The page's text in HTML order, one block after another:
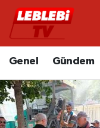
Genel Gündem
Hava Durumu
Trafik Durumu